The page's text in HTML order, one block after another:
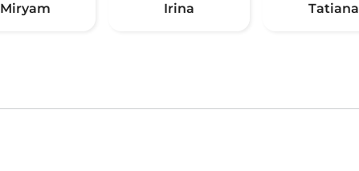
Miryam Irina Tatiana